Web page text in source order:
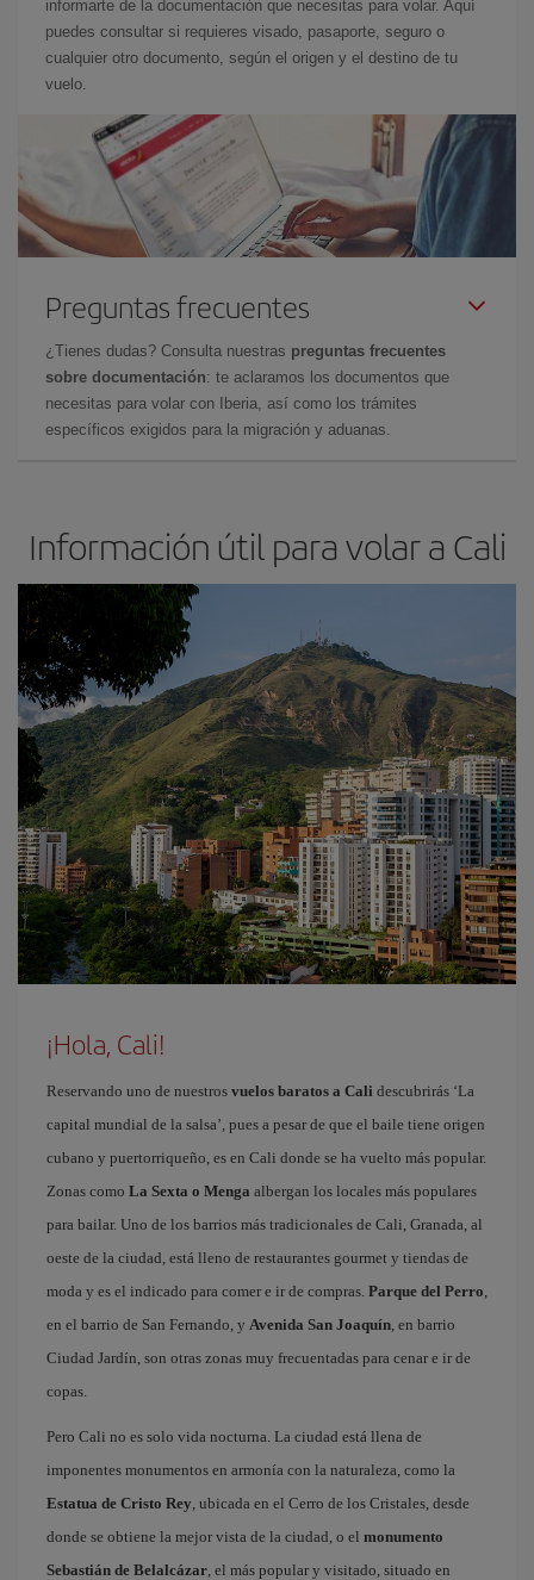
informarte de la documentación que necesitas para volar. Aquí
puedes consultar si requieres visado, pasaporte, seguro o
cualquier otro documento, según el origen y el destino de tu
vuelo.
Preguntas frecuentes
¿Tienes dudas? Consulta nuestras preguntas frecuentes
sobre documentación: te aclaramos los documentos que
necesitas para volar con Iberia, así como los trámites
específicos exigidos para la migración y aduanas.
Información útil para volar a Cali
¡Hola, Cali!
Reservando uno de nuestros vuelos baratos a Cali descubrirás ‘La
capital mundial de la salsa’, pues a pesar de que el baile tiene origen
cubano y puertorriqueño, es en Cali donde se ha vuelto más popular.
Zonas como La Sexta o Menga albergan los locales más populares
para bailar. Uno de los barrios más tradicionales de Cali, Granada, al
oeste de la ciudad, está lleno de restaurantes gourmet y tiendas de
moda y es el indicado para comer e ir de compras. Parque del Perro,
en el barrio de San Fernando, y Avenida San Joaquín, en barrio
Ciudad Jardín, son otras zonas muy frecuentadas para cenar e ir de
copas.
Pero Cali no es solo vida nocturna. La ciudad está llena de
imponentes monumentos en armonía con la naturaleza, como la
Estatua de Cristo Rey, ubicada en el Cerro de los Cristales, desde
donde se obtiene la mejor vista de la ciudad, o el monumento
Sebastián de Belalcázar, el más popular y visitado, situado en